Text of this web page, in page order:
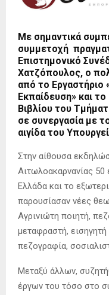
Με σημαντικά
συμμετοχή
Επιστημονικό
Χατζόπουλος, ο
από το Εργαστήριο
Εκπαίδευση» και
Βιβλίου του
σε συνεργασία με
αιγίδα του
Στην αίθουσα
Αιτωλοακαρνανίας 50
Ελλάδα και το
παρουσίασαν νέες
Αγρινιώτη ποιητή,
μεταφραστή,
πεζογραφία,
Μεταξύ άλλων,
έργων του τόσο στο